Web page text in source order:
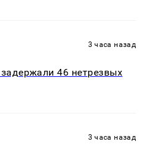
3 часа назад
46 нетрезвых
3 часа назад